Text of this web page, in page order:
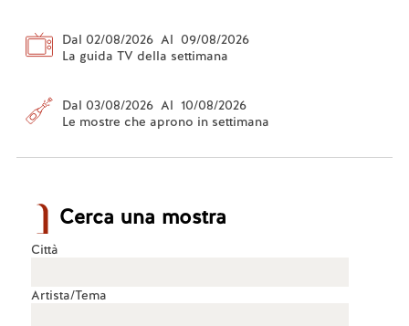
Dal 02/08/2026 Al 09/08/2026
La guida TV della settimana
Dal 03/08/2026 Al 10/08/2026
Le mostre che aprono in settimana
Cerca una mostra
Città
Artista/Tema